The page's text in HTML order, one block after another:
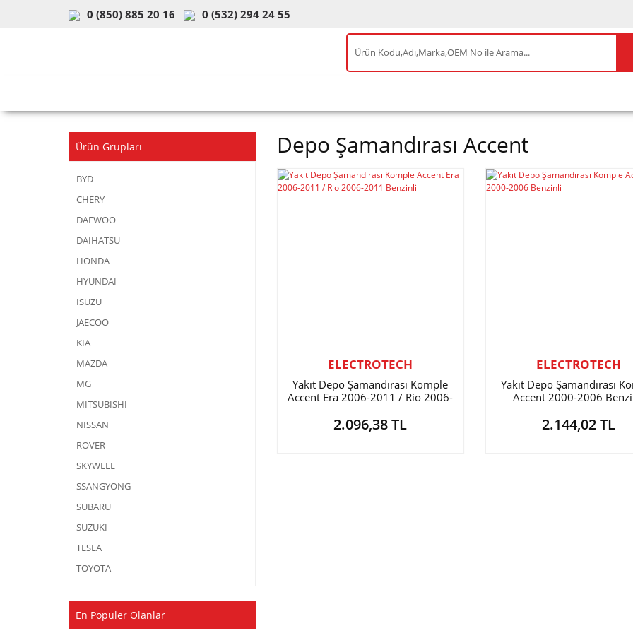
0 (850) 885 20 16 0 (532) 294 24 55
Ürün Grupları
BYD
CHERY
DAEWOO
DAIHATSU
HONDA
HYUNDAI
ISUZU
JAECOO
KIA
MAZDA
MG
MITSUBISHI
NISSAN
ROVER
SKYWELL
SSANGYONG
SUBARU
SUZUKI
TESLA
TOYOTA
En Populer Olanlar
Depo Şamandırası Accent
ELECTROTECH
Yakıt Depo Şamandırası Komple
Accent Era 2006-2011 / Rio 2006-
2.096,38 TL
ELECTROTECH
Yakıt Depo Şamandırası
Accent 2000-2006
2.144,02 TL